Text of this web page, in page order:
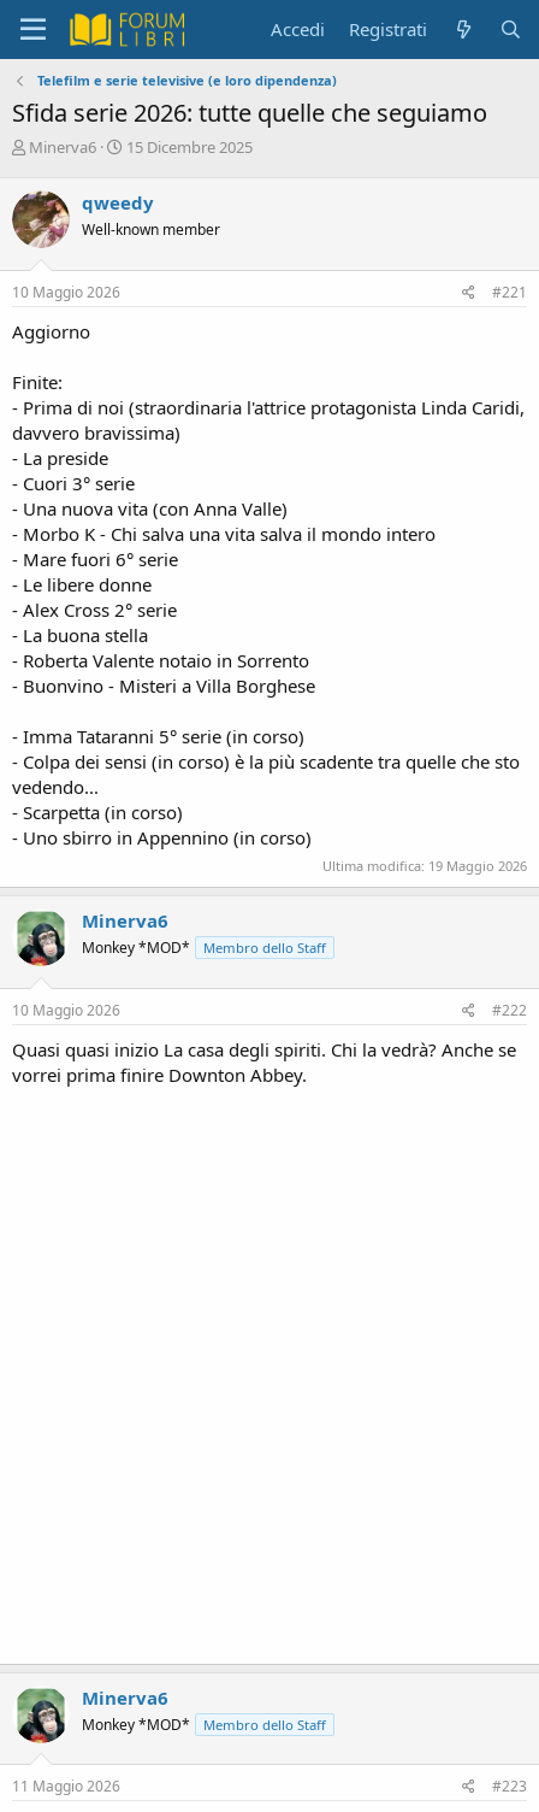
Accedi Registrati
Telefilm e serie televisive (e loro dipendenza)
Sfida serie 2026: tutte quelle che seguiamo
C
e
a
t
o
r
e
i
c
u
s
i
o
n
e
Minerva6
D
a
d
i
15 Dicembre 2025
qweedy
Well-known member
10 Maggio 2026 #221
Aggiorno
Finite:
- Prima di noi (straordinaria l'attrice protagonista Linda Caridi,
davvero bravissima)
- La preside
- Cuori 3° serie
- Una nuova vita (con Anna Valle)
- Morbo K - Chi salva una vita salva il mondo intero
- Mare fuori 6° serie
- Le libere donne
- Alex Cross 2° serie
- La buona stella
- Roberta Valente notaio in Sorrento
- Buonvino - Misteri a Villa Borghese
- Imma Tataranni 5° serie (in corso)
- Colpa dei sensi (in corso) è la più scadente tra quelle che sto
vedendo...
- Scarpetta (in corso)
- Uno sbirro in Appennino (in corso)
Ultima modifica: 19 Maggio 2026
Minerva6
Monkey *MOD* Membro dello Staff
10 Maggio 2026 #222
Quasi quasi inizio La casa degli spiriti. Chi la vedrà? Anche se
vorrei prima finire Downton Abbey.
Minerva6
Monkey *MOD* Membro dello Staff
11 Maggio 2026 #223